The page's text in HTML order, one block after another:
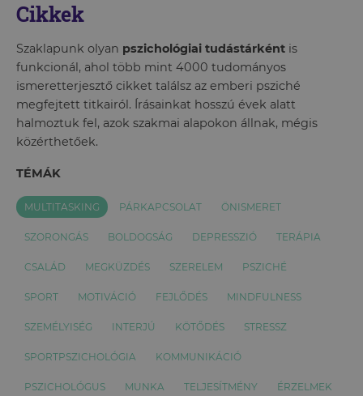
Cikkek
Szaklapunk olyan pszichológiai tudástárként is
funkcionál, ahol több mint 4000 tudományos
ismeretterjesztő cikket találsz az emberi psziché
megfejtett titkairól. Írásainkat hosszú évek alatt
halmoztuk fel, azok szakmai alapokon állnak, mégis
közérthetőek.
TÉMÁK
MULTITASKING PÁRKAPCSOLAT ÖNISMERET
SZORONGÁS BOLDOGSÁG DEPRESSZIÓ TERÁPIA
CSALÁD MEGKÜZDÉS SZERELEM PSZICHÉ
SPORT MOTIVÁCIÓ FEJLŐDÉS MINDFULNESS
SZEMÉLYISÉG INTERJÚ KÖTŐDÉS STRESSZ
SPORTPSZICHOLÓGIA KOMMUNIKÁCIÓ
PSZICHOLÓGUS MUNKA TELJESÍTMÉNY ÉRZELMEK